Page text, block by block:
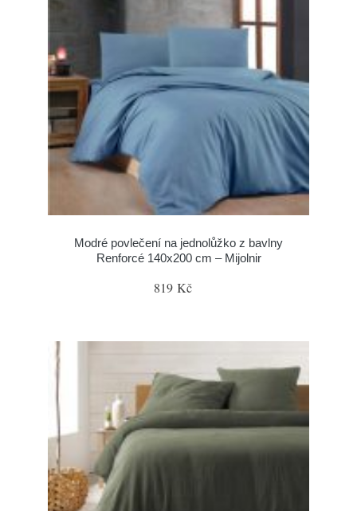
Modré povlečení na jednolůžko z bavlny
Renforcé 140x200 cm – Mijolnir
819 Kč